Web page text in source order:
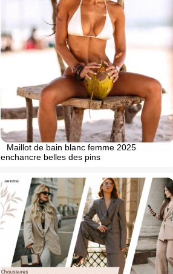
Maillot de bain blanc femme 2025
enchancre belles des pins